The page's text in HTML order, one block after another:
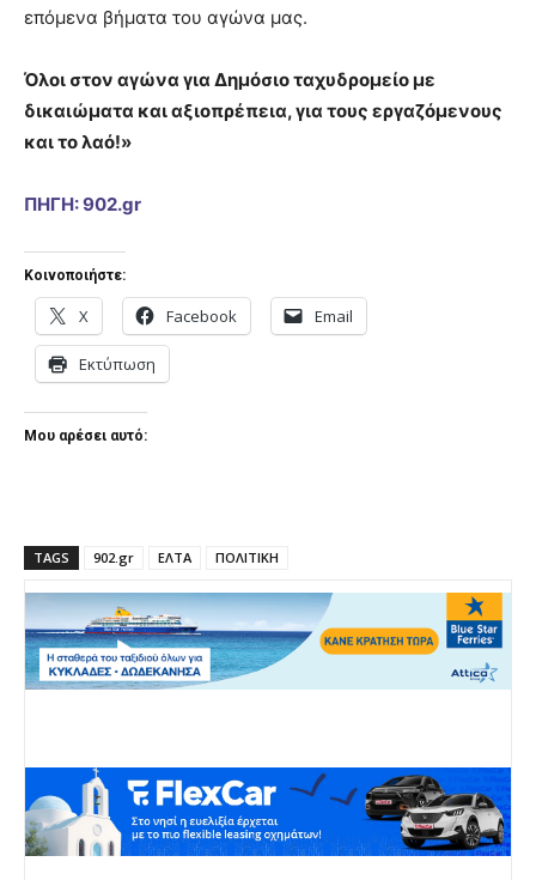
επόμενα βήματα του αγώνα μας.
Όλοι στον αγώνα για Δημόσιο ταχυδρομείο με
δικαιώματα και αξιοπρέπεια, για τους εργαζόμενους
και το λαό!»
ΠΗΓΗ: 902.gr
Κοινοποιήστε:
X Facebook Email
Εκτύπωση
Μου αρέσει αυτό:
TAGS 902.gr ΕΛΤΑ ΠΟΛΙΤΙΚΗ